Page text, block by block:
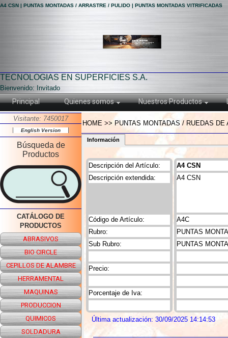
A4 CSN | PUNTAS MONTADAS / ARRASTRE / PULIDO | PUNTAS MONTADAS VITRIFICADAS
TECNOLOGIAS EN SUPERFICIES S.A.
Bienvenido: Invitado
Principal Quienes somos Nuestros Productos
Visitante: 7450017
English Version
Búsqueda de
Productos
CATÁLOGO DE
PRODUCTOS
ABRASIVOS
BIO CIRCLE
CEPILLOS DE ALAMBRE
HERRAMENTAL
MAQUINAS
PRODUCCION
QUIMICOS
SOLDADURA
HOME >> PUNTAS MONTADAS / RUEDAS
Información
Descripción del Artículo:
Código de Artículo:
Rubro:
Sub Rubro:
Precio:
Descripción extendida:
Porcentaje de Iva:
A4 CSN
A4C
PUNTAS
PUNTAS
A4 CSN
Última actualización: 30/09/2025 14:14:53